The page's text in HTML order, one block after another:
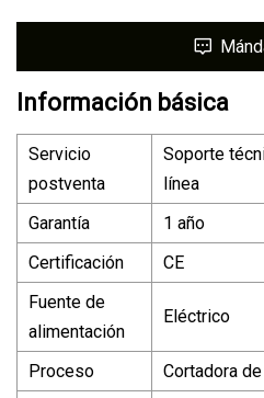
Información básica
Servicio
postventa
Soporte
línea
Garantía
1 año
Certificación
CE
Fuente de
alimentación
Eléctrico
Proceso
Cortadora